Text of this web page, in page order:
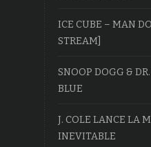
ICE CUBE – MAN
STREAM]
SNOOP DOGG &
BLUE
J. COLE LANCE LA
INEVITABLE